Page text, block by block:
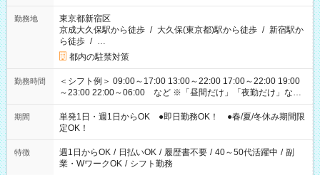
勤務地
東京都新宿区
京成大久保駅から徒歩 / 大久保(東京都)駅から徒歩 / 新宿駅か
ら徒歩 / …
都内の駐禁対策
勤務時間
＜シフト例＞ 09:00～17:00 13:00～22:00 17:00～22:00 19:00
～23:00 22:00～06:00 など ※「昼間だけ」「夜勤だけ」など
の希望OK
期間
単発1日・週1日からOK ●即日勤務OK！ ●春/夏/冬休み期間限
定OK！
特徴 週1日からOK / 日払いOK / 履歴書不要 / 40～50代活躍中 / 副
業・WワークOK / シフト勤務